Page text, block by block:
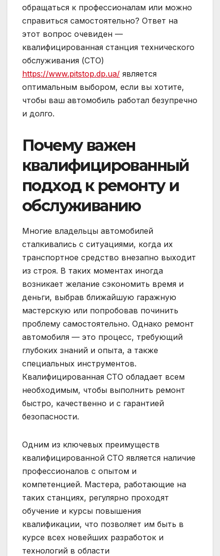
обращаться к профессионалам или можно
справиться самостоятельно? Ответ на
этот вопрос очевиден —
квалифицированная станция технического
обслуживания (СТО)
https://www.pitstop.dp.ua/ является
оптимальным выбором, если вы хотите,
чтобы ваш автомобиль работал безупречно
и долго.
Почему важен
квалифицированный
подход к ремонту и
обслуживанию
Многие владельцы автомобилей
сталкивались с ситуациями, когда их
транспортное средство внезапно выходит
из строя. В таких моментах иногда
возникает желание сэкономить время и
деньги, выбрав ближайшую гаражную
мастерскую или попробовав починить
проблему самостоятельно. Однако ремонт
автомобиля — это процесс, требующий
глубоких знаний и опыта, а также
специальных инструментов.
Квалифицированная СТО обладает всем
необходимым, чтобы выполнить ремонт
быстро, качественно и с гарантией
безопасности.
Одним из ключевых преимуществ
квалифицированной СТО является наличие
профессионалов с опытом и
компетенцией. Мастера, работающие на
таких станциях, регулярно проходят
обучение и курсы повышения
квалификации, что позволяет им быть в
курсе всех новейших разработок и
технологий в области